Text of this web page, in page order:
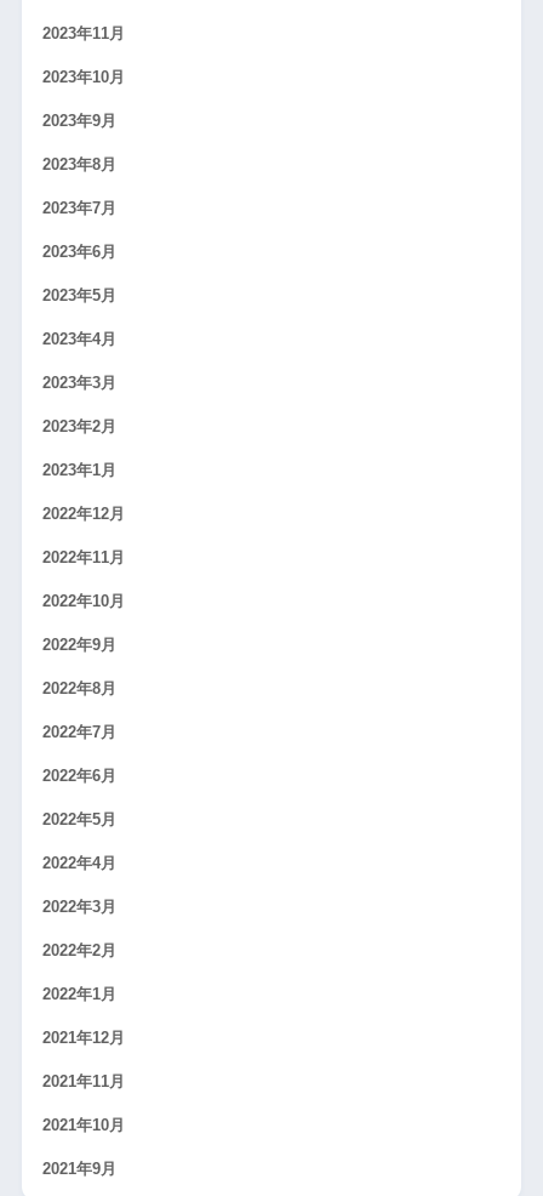
2023年11月
2023年10月
2023年9月
2023年8月
2023年7月
2023年6月
2023年5月
2023年4月
2023年3月
2023年2月
2023年1月
2022年12月
2022年11月
2022年10月
2022年9月
2022年8月
2022年7月
2022年6月
2022年5月
2022年4月
2022年3月
2022年2月
2022年1月
2021年12月
2021年11月
2021年10月
2021年9月